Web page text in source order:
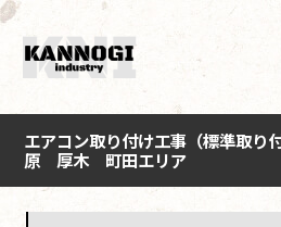
エアコン取り付け工事（標準取
原 厚木 町田エリア